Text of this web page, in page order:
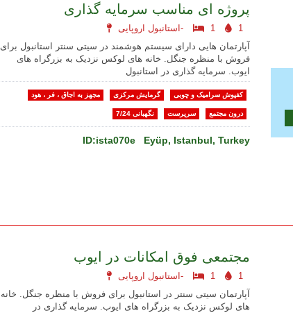
پروژه ای مناسب سرمایه گذاری
استانبول اروپایی- 1
1
آپارتمان هایی دارای سیستم هوشمند در سیتی سنتر استانبول برای
فروش با منظره جنگل. خانه های لوکس نزدیک به بزرگراه های
ایوب. سرمایه گذاری در استانبول
مجهز به اجاق ، فر ، هود گرمایش مرکزی کفپوش سرامیک و چوبی
نگهبانی 7/24 سرپرست درون مجتمع
ID:ista070e Eyüp, Istanbul, Turkey
مجتمعی فوق امکانات در ایوب
استانبول اروپایی- 1
1
آپارتمان سیتی سنتر در استانبول برای فروش با منظره جنگل. خانه
های لوکس نزدیک به بزرگراه های ایوب. سرمایه گذاری در